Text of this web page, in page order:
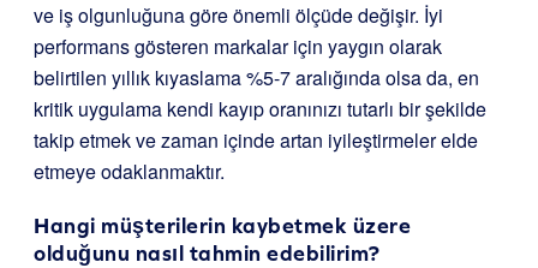
ve iş olgunluğuna göre önemli ölçüde değişir. İyi
performans gösteren markalar için yaygın olarak
belirtilen yıllık kıyaslama %5-7 aralığında olsa da, en
kritik uygulama kendi kayıp oranınızı tutarlı bir şekilde
takip etmek ve zaman içinde artan iyileştirmeler elde
etmeye odaklanmaktır.
Hangi müşterilerin kaybetmek üzere
olduğunu nasıl tahmin edebilirim?